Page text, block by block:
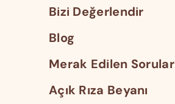
Bizi Değerlendir
Blog
Merak Edilen Sorular
Açık Rıza Beyanı